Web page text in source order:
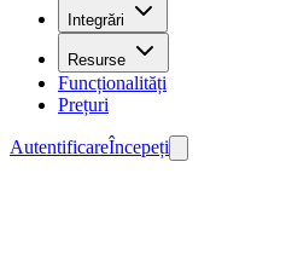
Integrări
Resurse
Funcționalități
Prețuri
AutentificareÎncepeți